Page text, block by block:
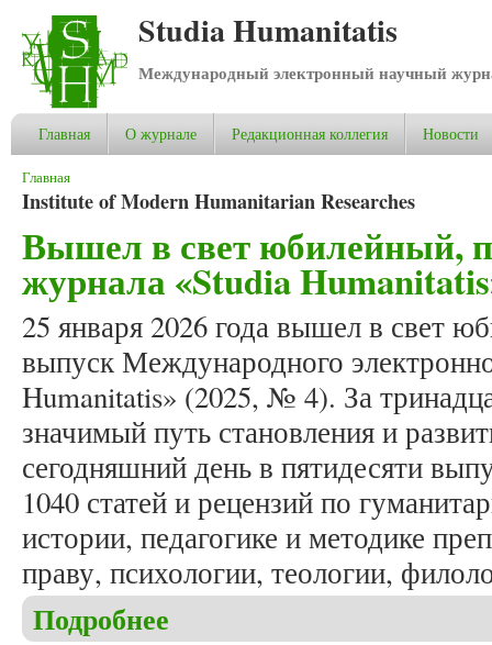
Studia Humanitatis
Международный электронный научный
Главная О журнале Редакционная коллегия Новости
Вы здесь
Главная
Institute of Modern Humanitarian Researches
Вышел в свет юбилейный,
журнала «Studia
25 января 2026 года вышел в свет
выпуск Международного
Humanitatis» (2025, № 4). За
значимый путь становления и
сегодняшний день в пятидесяти
1040 статей и рецензий по
истории, педагогике и методике
праву, психологии, теологии,
Подробнее